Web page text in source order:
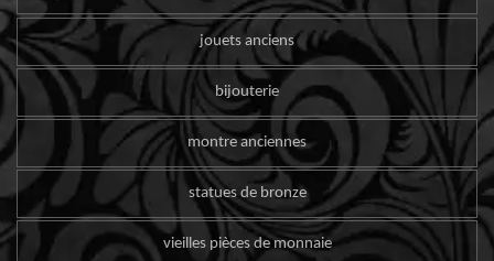
jouets anciens
bijouterie
montre anciennes
statues de bronze
vieilles pièces de monnaie